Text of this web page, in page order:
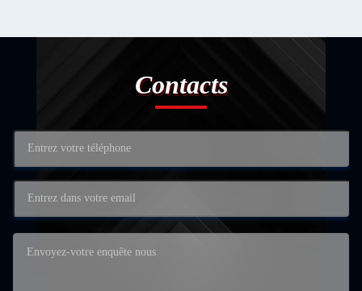
Contacts